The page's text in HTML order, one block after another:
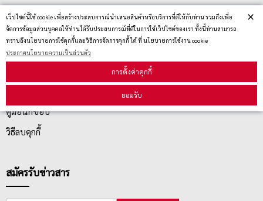
เว็ปไซต์นี้ใช้ cookie เพื่อสร้างประสบการณ์นำเสนอสินค้าหรือบริการที่ดีให้กับท่าน รวมถึงเพื่อ
จัดการข้อมูลส่วนบุคคลให้ท่านได้รับประสบการณ์ที่ดีในการใช้เว็ปไซต์ของเรา ทั้งนี้ท่านสามารถ
ทราบถึงนโยบายการใช้คุกกี้และวิธีการจัดการคุกกี้ ได้ ที่ นโยบายการใช้งาน cookie
ประกาศนโยบายความเป็นส่วนตัว
การตั้งค่าคุกกี้
ยอมรับ
×
นโยบายการเปลี่ยน/คืน สินค้า
บริการลูกค้า
คู่มือนักช้อป
วิธีลบคุกกี้
สมัครรับข่าวสาร